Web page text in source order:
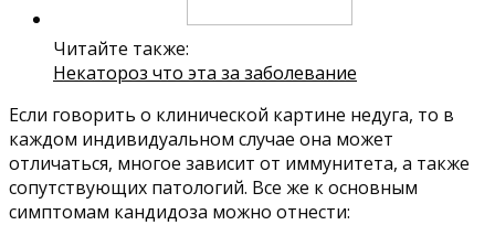
Читайте также:
Некатороз что эта за заболевание
Если говорить о клинической картине недуга, то в
каждом индивидуальном случае она может
отличаться, многое зависит от иммунитета, а также
сопутствующих патологий. Все же к основным
симптомам кандидоза можно отнести: